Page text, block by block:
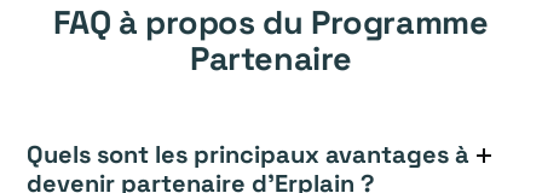
FAQ à propos du Programme
Partenaire
Quels sont les principaux avantages à
devenir partenaire d'Erplain ?